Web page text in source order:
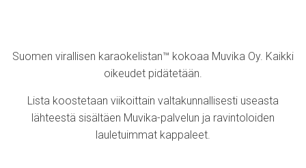
Suomen virallisen karaokelistan™ kokoaa Muvika Oy. Kaikki
oikeudet pidätetään.
Lista koostetaan viikoittain valtakunnallisesti useasta
lähteestä sisältäen Muvika-palvelun ja ravintoloiden
lauletuimmat kappaleet.